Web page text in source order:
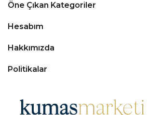
Öne Çıkan Kategoriler
Hesabım
Hakkımızda
Politikalar